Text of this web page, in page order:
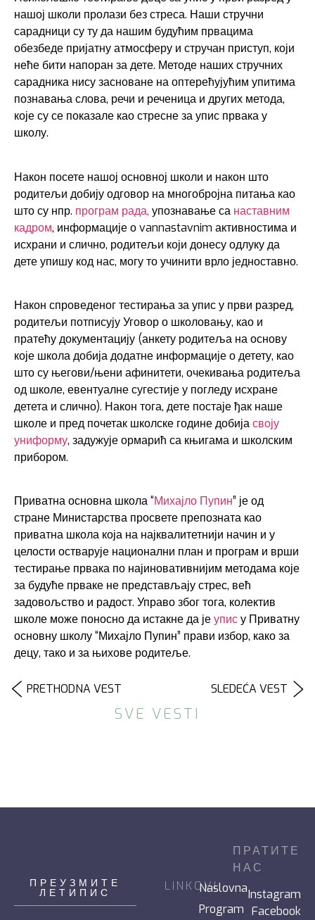
нашој школи пролази без стреса. Наши стручни
сарадници су ту да нашим будућим првацима
обезбеде пријатну атмосферу и стручан приступ, који
неће бити напоран за дете. Методе наших стручних
сарадника нису засноване на оптерећујућим упитима
познавања слова, речи и реченица и других метода,
које су се показале као стресне за упис првака у
школу.
Након посете нашој основној школи и након што
родитељи добију одговор на многобројна питања као
што су нпр. програм рада, упознавање са наставним
кадром, информације о vannastavnim активностима и
исхрани и слично, родитељи који донесу одлуку да
дете упишу код нас, могу то учинити врло једноставно.
Након спроведеног тестирања за упис у први разред,
родитељи потписују Уговор о школовању, као и
пратећу документацију (анкету родитеља на основу
које школа добија додатне информације о детету, као
што су његови/њени афинитети, очекивања родитеља
од школе, евентуалне сугестије у погледу исхране
детета и слично). Након тога, дете постаје ђак наше
школе и пред почетак школске године добијасвоју
униформу, задужује ормарић са књигама и школским
прибором.
Приватна основна школа “Михајло Пупин” је од
стране Министарства просвете препозната као
приватна школа која на најквалитетнији начин и у
целости остварује национални план и програм и врши
тестирање првака по најиновативнијим методама које
за будуће прваке не представљају стрес, већ
задовољство и радост. Управо због тога, колектив
школе може поносно да истакне да јеупису Приватну
основну школу “Михајло Пупин” прави избор, како за
децу, тако и за њихове родитеље.
PRETHODNA VEST SLEDEĆA VEST
SVE VESTI
ПРЕУЗМИТЕ
ЛЕТИПИС LINKOVINaslovna
Program
ПРАТИТЕ
НАС
Instagram
Facebook